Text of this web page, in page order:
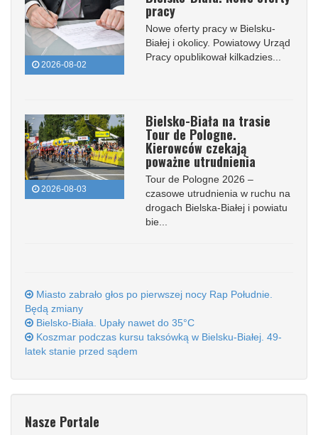
2026-08-02
pracy
Nowe oferty pracy w Bielsku-
Białej i okolicy. Powiatowy Urząd
Pracy opublikował kilkadzies...
2026-08-03
Bielsko-Biała na trasie
Tour de Pologne.
Kierowców czekają
poważne utrudnienia
Tour de Pologne 2026 –
czasowe utrudnienia w ruchu na
drogach Bielska-Białej i powiatu
bie...
Miasto zabrało głos po pierwszej nocy Rap Południe.
Będą zmiany
Bielsko-Biała. Upały nawet do 35°C
Koszmar podczas kursu taksówką w Bielsku-Białej. 49-
latek stanie przed sądem
Nasze Portale